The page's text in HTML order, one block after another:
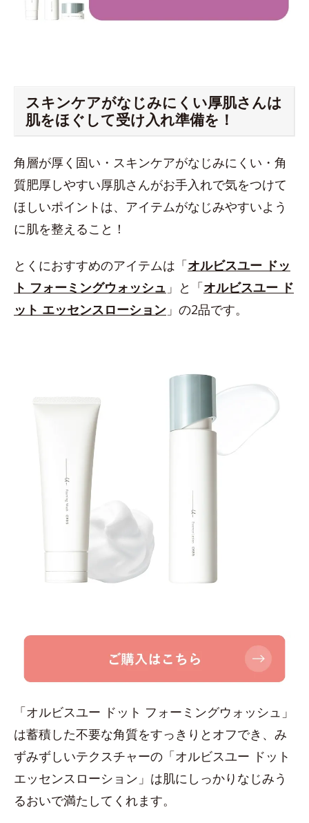
スキンケアがなじみにくい厚肌さんは
肌をほぐして受け入れ準備を！
角層が厚く固い・スキンケアがなじみにくい・角
質肥厚しやすい厚肌さんがお手入れで気をつけて
ほしいポイントは、アイテムがなじみやすいよう
に肌を整えること！
とくにおすすめのアイテムは「オルビスユー ドッ
ト フォーミングウォッシュ 」と「オルビスユー ド
ット エッセンスローション 」の2品です。
「オルビスユー ドット フォーミングウォッシュ」
は蓄積した不要な角質をすっきりとオフでき、み
ずみずしいテクスチャーの「オルビスユー ドット
エッセンスローション」は肌にしっかりなじみう
るおいで満たしてくれます。